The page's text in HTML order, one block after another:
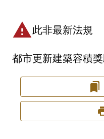
此非最新法規
都市更新建築容積